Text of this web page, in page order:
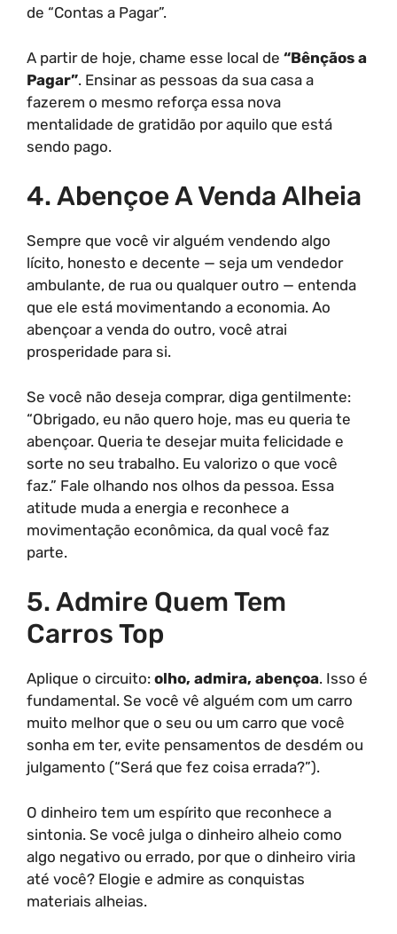
de “Contas a Pagar”.
A partir de hoje, chame esse local de “Bênçãos a
Pagar”. Ensinar as pessoas da sua casa a
fazerem o mesmo reforça essa nova
mentalidade de gratidão por aquilo que está
sendo pago.
4. Abençoe A Venda Alheia
Sempre que você vir alguém vendendo algo
lícito, honesto e decente — seja um vendedor
ambulante, de rua ou qualquer outro — entenda
que ele está movimentando a economia. Ao
abençoar a venda do outro, você atrai
prosperidade para si.
Se você não deseja comprar, diga gentilmente:
“Obrigado, eu não quero hoje, mas eu queria te
abençoar. Queria te desejar muita felicidade e
sorte no seu trabalho. Eu valorizo o que você
faz.” Fale olhando nos olhos da pessoa. Essa
atitude muda a energia e reconhece a
movimentação econômica, da qual você faz
parte.
5. Admire Quem Tem
Carros Top
Aplique o circuito: olho, admira, abençoa. Isso é
fundamental. Se você vê alguém com um carro
muito melhor que o seu ou um carro que você
sonha em ter, evite pensamentos de desdém ou
julgamento (“Será que fez coisa errada?”).
O dinheiro tem um espírito que reconhece a
sintonia. Se você julga o dinheiro alheio como
algo negativo ou errado, por que o dinheiro viria
até você? Elogie e admire as conquistas
materiais alheias.